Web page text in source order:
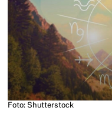
Foto: Shutterstock